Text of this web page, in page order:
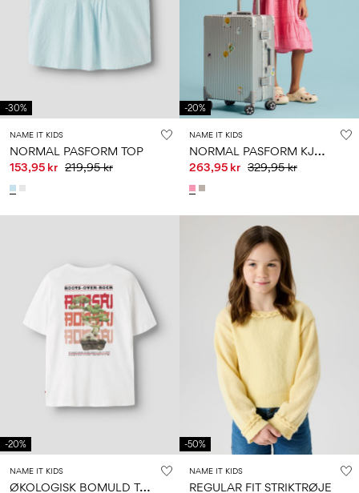
-30%
NAME IT KIDS
NORMAL PASFORM TOP
153,95 kr 219,95 kr
-20%
NAME IT KIDS
N
ORMAL PASFORM KJOLE
263,95 kr 329,95 kr
-20%
NAME IT KIDS
Ø
KOLOGISK BOMULD T-SHIRT
-50%
NAME IT KIDS
REGULAR FIT STRIKTRØJE